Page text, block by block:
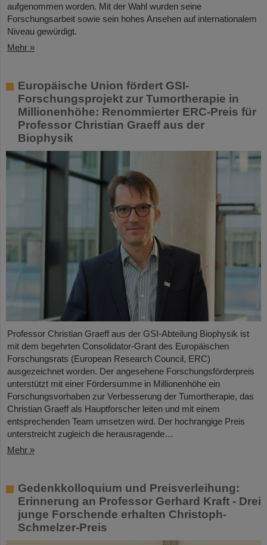
aufgenommen worden. Mit der Wahl wurden seine
Forschungsarbeit sowie sein hohes Ansehen auf internationalem
Niveau gewürdigt.
Mehr »
Europäische Union fördert GSI-
Forschungsprojekt zur Tumortherapie in
Millionenhöhe: Renommierter ERC-Preis für
Professor Christian Graeff aus der
Biophysik
Professor Christian Graeff aus der GSI-Abteilung Biophysik ist
mit dem begehrten Consolidator-Grant des Europäischen
Forschungsrats (European Research Council, ERC)
ausgezeichnet worden. Der angesehene Forschungsförderpreis
unterstützt mit einer Fördersumme in Millionenhöhe ein
Forschungsvorhaben zur Verbesserung der Tumortherapie, das
Christian Graeff als Hauptforscher leiten und mit einem
entsprechenden Team umsetzen wird. Der hochrangige Preis
unterstreicht zugleich die herausragende…
Mehr »
Gedenkkolloquium und Preisverleihung:
Erinnerung an Professor Gerhard Kraft - Drei
junge Forschende erhalten Christoph-
Schmelzer-Preis